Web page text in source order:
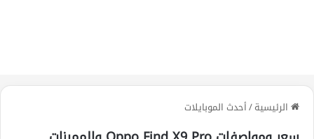
الرئيسية/أحدث الموبايلات